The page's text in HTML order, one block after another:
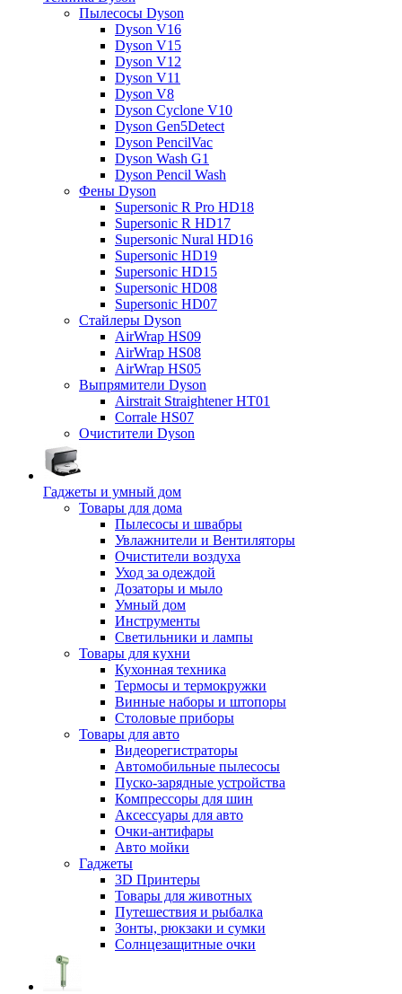
Пылесосы Dyson
Dyson V16
Dyson V15
Dyson V12
Dyson V11
Dyson V8
Dyson Cyclone V10
Dyson Gen5Detect
Dyson PencilVac
Dyson Wash G1
Dyson Pencil Wash
Фены Dyson
Supersonic R Pro HD18
Supersonic R HD17
Supersonic Nural HD16
Supersonic HD19
Supersonic HD15
Supersonic HD08
Supersonic HD07
Стайлеры Dyson
AirWrap HS09
AirWrap HS08
AirWrap HS05
Выпрямители Dyson
Airstrait Straightener HT01
Corrale HS07
Очистители Dyson
Гаджеты и умный дом
Товары для дома
Пылесосы и швабры
Увлажнители и Вентиляторы
Очистители воздуха
Уход за одеждой
Дозаторы и мыло
Умный дом
Инструменты
Светильники и лампы
Товары для кухни
Кухонная техника
Термосы и термокружки
Винные наборы и штопоры
Столовые приборы
Товары для авто
Видеорегистраторы
Автомобильные пылесосы
Пуско-зарядные устройства
Компрессоры для шин
Аксессуары для авто
Очки-антифары
Авто мойки
Гаджеты
3D Принтеры
Товары для животных
Путешествия и рыбалка
Зонты, рюкзаки и сумки
Солнцезащитные очки